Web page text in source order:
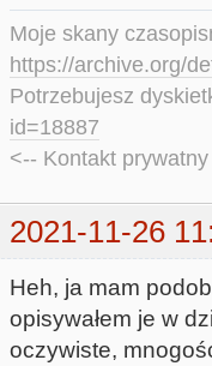
Moje skany
https://archive.org/
Potrzebujesz
id=18887
<-- Kontakt
2021-11-26
Heh, ja mam
opisywałem je w
oczywiste,